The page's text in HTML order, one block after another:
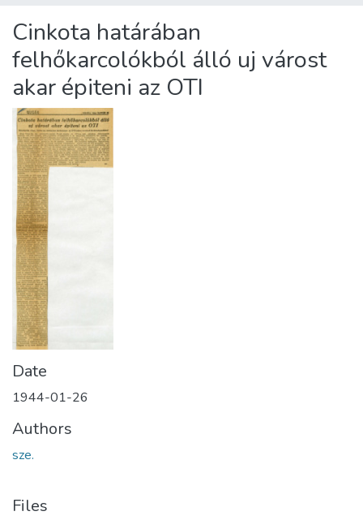
About us
Cinkota határában
felhőkarcolókból álló uj várost
akar épiteni az OTI
Date
1944-01-26
Authors
sze.
Files